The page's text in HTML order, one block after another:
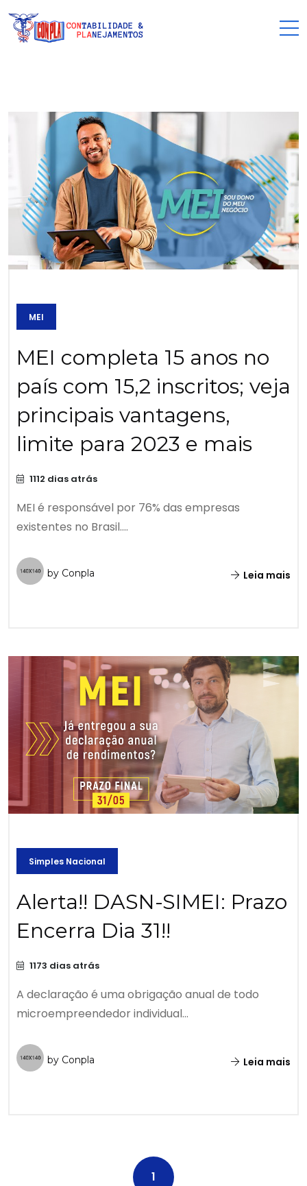
MEI
MEI completa 15 anos no
país com 15,2 inscritos; veja
principais vantagens,
limite para 2023 e mais
1112 dias atrás
MEI é responsável por 76% das empresas
existentes no Brasil....
by Conpla Leia mais
Simples Nacional
Alerta!! DASN-SIMEI: Prazo
Encerra Dia 31!!
1173 dias atrás
A declaração é uma obrigação anual de todo
microempreendedor individual...
by Conpla Leia mais
1